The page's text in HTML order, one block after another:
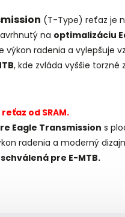
(T-Type) reťaz je
na optimalizáciu
výkon radenia a vylepšuje
, kde zvláda vyššie torzné
od SRAM.
Eagle Transmission s
radenia a moderný
schválená pre E-MTB.